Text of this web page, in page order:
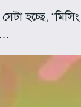
হচ্ছে,